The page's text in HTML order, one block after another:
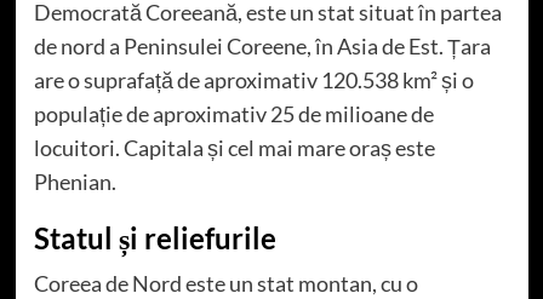
Democrată Coreeană, este un stat situat în partea
de nord a Peninsulei Coreene, în Asia de Est. Țara
are o suprafață de aproximativ 120.538 km² și o
populație de aproximativ 25 de milioane de
locuitori. Capitala și cel mai mare oraș este
Phenian.
Statul și reliefurile
Coreea de Nord este un stat montan, cu o